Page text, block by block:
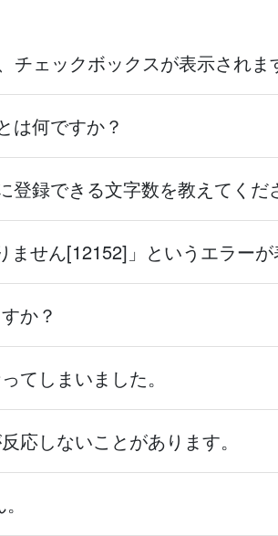
チェックボックスが表示されま
は何ですか？
登録できる文字数を教えてくだ
せん[12152]」というエラーが
か？
てしまいました。
応しないことがあります。